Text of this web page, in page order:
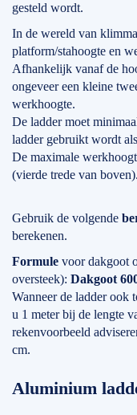
gesteld wordt.
In de wereld van
platform/stahoogte en
Afhankelijk vanaf de
ongeveer een kleine
werkhoogte.
De ladder moet
ladder gebruikt wordt
De maximale
(vierde trede van boven).
Gebruik de volgende
berekenen.
Formule voor dakgoot
oversteek): Dakgoot
Wanneer de ladder ook
u 1 meter bij de lengte
rekenvoorbeeld
cm.
Aluminium